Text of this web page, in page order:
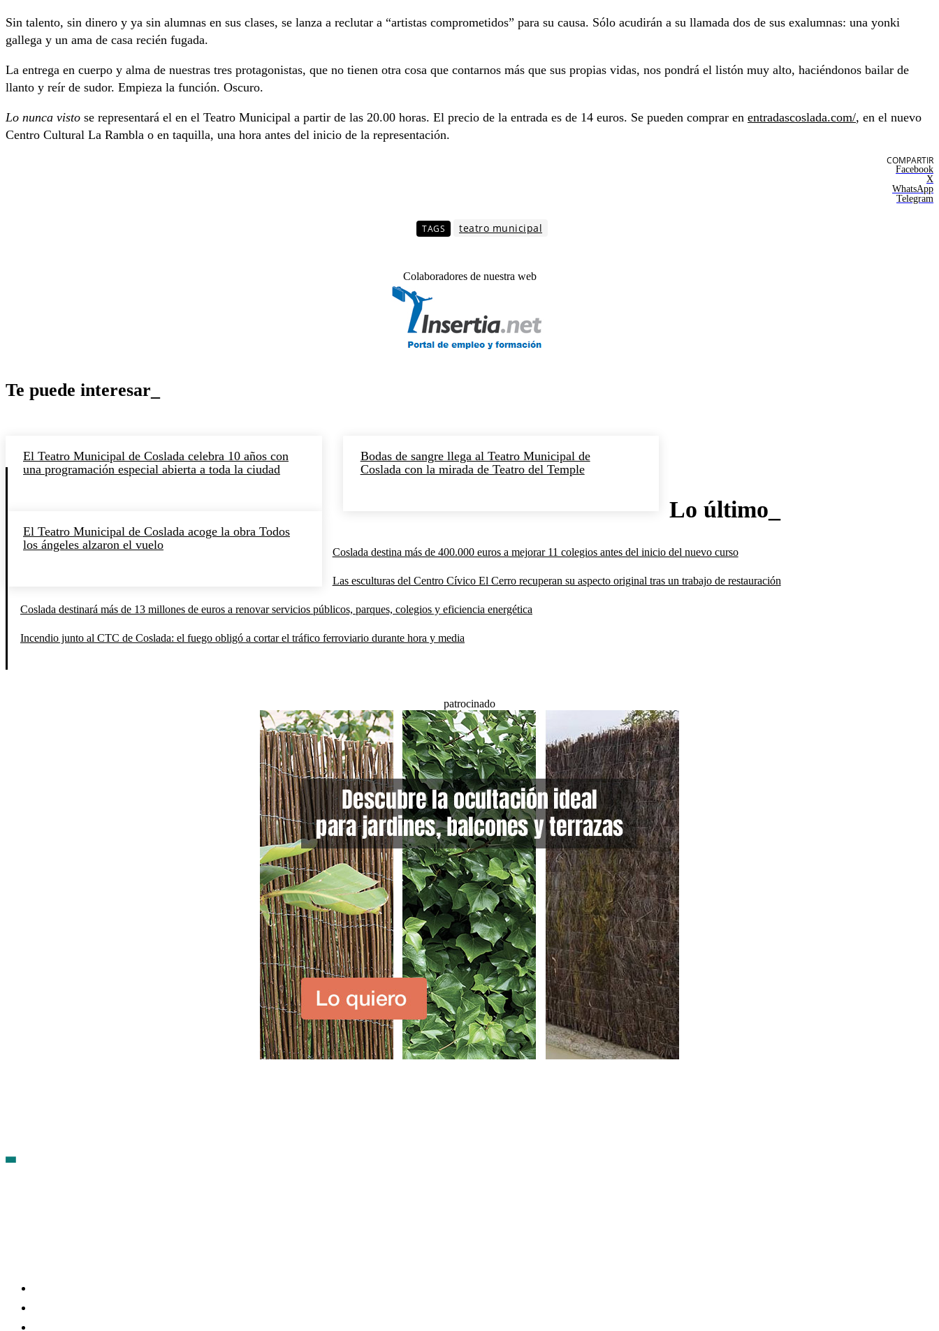
Sin talento, sin dinero y ya sin alumnas en sus clases, se lanza a reclutar a “artistas comprometidos” para su causa. Sólo acudirán a su llamada dos de sus exalumnas: una yonki
gallega y un ama de casa recién fugada.
La entrega en cuerpo y alma de nuestras tres protagonistas, que no tienen otra cosa que contarnos más que sus propias vidas, nos pondrá el listón muy alto, haciéndonos bailar de
llanto y reír de sudor. Empieza la función. Oscuro.
Lo nunca visto se representará el en el Teatro Municipal a partir de las 20.00 horas. El precio de la entrada es de 14 euros. Se pueden comprar en entradascoslada.com/, en el nuevo
Centro Cultural La Rambla o en taquilla, una hora antes del inicio de la representación.
COMPARTIR
Facebook
X
WhatsApp
Telegram
TAGS teatro municipal
Colaboradores de nuestra web
Te puede interesar_
El Teatro Municipal de Coslada celebra 10 años con
una programación especial abierta a toda la ciudad
Bodas de sangre llega al Teatro Municipal de
Coslada con la mirada de Teatro del Temple
El Teatro Municipal de Coslada acoge la obra Todos
los ángeles alzaron el vuelo
Lo último_
Coslada destina más de 400.000 euros a mejorar 11 colegios antes del inicio del nuevo curso
Las esculturas del Centro Cívico El Cerro recuperan su aspecto original tras un trabajo de restauración
Coslada destinará más de 13 millones de euros a renovar servicios públicos, parques, colegios y eficiencia energética
Incendio junto al CTC de Coslada: el fuego obligó a cortar el tráfico ferroviario durante hora y media
patrocinado